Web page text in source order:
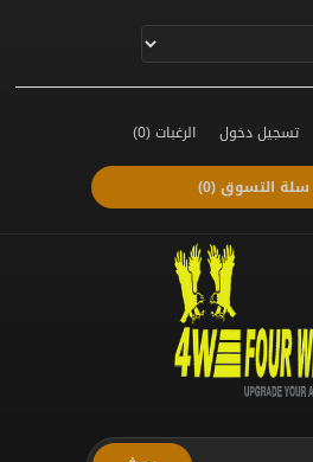
تسجيل دخول الرغبات(0)
سلة التسوق(0)